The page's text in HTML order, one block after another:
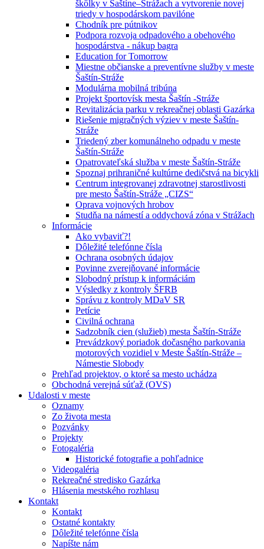
škôlky v Šaštíne–Strážach a vytvorenie novej
triedy v hospodárskom pavilóne
Chodník pre pútnikov
Podpora rozvoja odpadového a obehového
hospodárstva - nákup bagra
Education for Tomorrow
Miestne občianske a preventívne služby v meste
Šaštín-Stráže
Modulárna mobilná tribúna
Projekt športovísk mesta Šaštín -Stráže
Revitalizácia parku v rekreačnej oblasti Gazárka
Riešenie migračných výziev v meste Šaštín-
Stráže
Triedený zber komunálneho odpadu v meste
Šaštín-Stráže
Opatrovateľská služba v meste Šaštín-Stráže
Spoznaj prihraničné kultúrne dedičstvá na bicykli
Centrum integrovanej zdravotnej starostlivosti
pre mesto Šaštín-Stráže „CIZS“
Oprava vojnových hrobov
Studňa na námestí a oddychová zóna v Strážach
Informácie
Ako vybaviť?!
Dôležité telefónne čísla
Ochrana osobných údajov
Povinne zverejňované informácie
Slobodný prístup k informáciám
Výsledky z kontroly ŠFRB
Správu z kontroly MDaV SR
Petície
Civilná ochrana
Sadzobník cien (služieb) mesta Šaštín-Stráže
Prevádzkový poriadok dočasného parkovania
motorových vozidiel v Meste Šaštín-Stráže –
Námestie Slobody
Prehľad projektov, o ktoré sa mesto uchádza
Obchodná verejná súťaž (OVS)
Udalosti v meste
Oznamy
Zo života mesta
Pozvánky
Projekty
Fotogaléria
Historické fotografie a pohľadnice
Videogaléria
Rekreačné stredisko Gazárka
Hlásenia mestského rozhlasu
Kontakt
Kontakt
Ostatné kontakty
Dôležité telefónne čísla
Napíšte nám